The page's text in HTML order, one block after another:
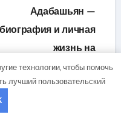
Адабашьян —
биография и личная
жизнь на
сайте
технологии, чтобы помочь
лучший пользовательский